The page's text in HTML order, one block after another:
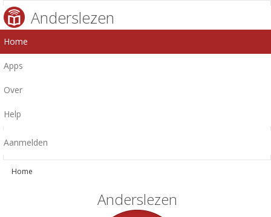
Anderslezen
Home
Apps
Over
Help
Aanmelden
Home
Anderslezen